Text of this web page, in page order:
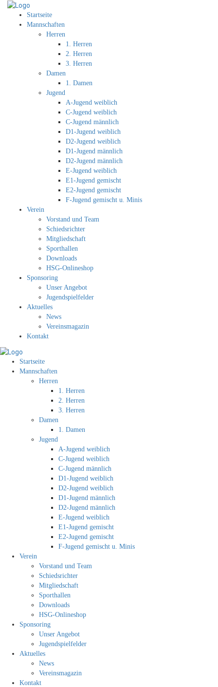
Startseite
Mannschaften
Herren
1. Herren
2. Herren
3. Herren
Damen
1. Damen
Jugend
A-Jugend weiblich
C-Jugend weiblich
C-Jugend männlich
D1-Jugend weiblich
D2-Jugend weiblich
D1-Jugend männlich
D2-Jugend männlich
E-Jugend weiblich
E1-Jugend gemischt
E2-Jugend gemischt
F-Jugend gemischt u. Minis
Verein
Vorstand und Team
Schiedsrichter
Mitgliedschaft
Sporthallen
Downloads
HSG-Onlineshop
Sponsoring
Unser Angebot
Jugendspielfelder
Aktuelles
News
Vereinsmagazin
Kontakt
Startseite
Mannschaften
Herren
1. Herren
2. Herren
3. Herren
Damen
1. Damen
Jugend
A-Jugend weiblich
C-Jugend weiblich
C-Jugend männlich
D1-Jugend weiblich
D2-Jugend weiblich
D1-Jugend männlich
D2-Jugend männlich
E-Jugend weiblich
E1-Jugend gemischt
E2-Jugend gemischt
F-Jugend gemischt u. Minis
Verein
Vorstand und Team
Schiedsrichter
Mitgliedschaft
Sporthallen
Downloads
HSG-Onlineshop
Sponsoring
Unser Angebot
Jugendspielfelder
Aktuelles
News
Vereinsmagazin
Kontakt